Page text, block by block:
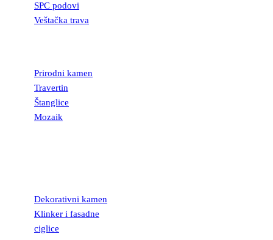
SPC podovi
Veštačka trava
Prirodni kamen
Travertin
Štanglice
Mozaik
Dekorativni kamen
Klinker i fasadne
ciglice